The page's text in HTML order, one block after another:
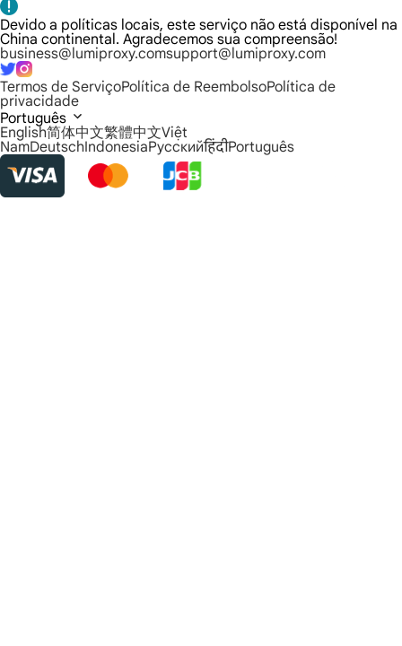
Devido a políticas locais, este serviço não está disponível na
China continental. Agradecemos sua compreensão!
business@lumiproxy.comsupport@lumiproxy.com
Termos de ServiçoPolítica de ReembolsoPolítica de
privacidade
Português
English简体中文繁體中文Việt
NamDeutschIndonesiaРусскийहिंदीPortuguês